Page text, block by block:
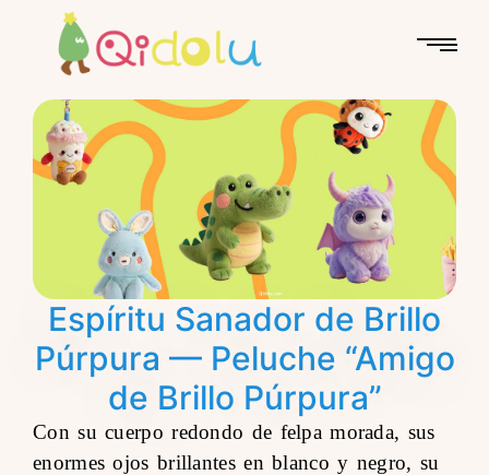
Espíritu Sanador de Brillo
Púrpura — Peluche “Amigo
de Brillo Púrpura”
Con su cuerpo redondo de felpa morada, sus
enormes ojos brillantes en blanco y negro, su